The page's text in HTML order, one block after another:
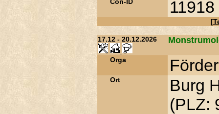
11918
[
17.12 - 20.12.2026
Orga
Ort
Burg
(PLZ: